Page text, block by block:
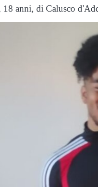
anni, di Calusco